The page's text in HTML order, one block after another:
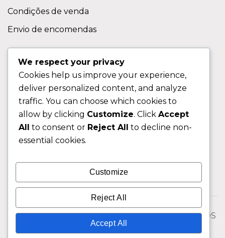
Condições de venda
Envio de encomendas
Contactos
Sobre nos
FAQ (Perguntas Frequentes)
CLIENTE
Área do Cliente
Livro de Reclamações
© 2026 Fixngo TODOS OS DIREITOS RESERVADOS
We respect your privacy
Cookies help us improve your experience,
deliver personalized content, and analyze
traffic. You can choose which cookies to
allow by clicking Customize. Click Accept
All to consent or Reject All to decline non-
essential cookies.
Customize
Reject All
Accept All